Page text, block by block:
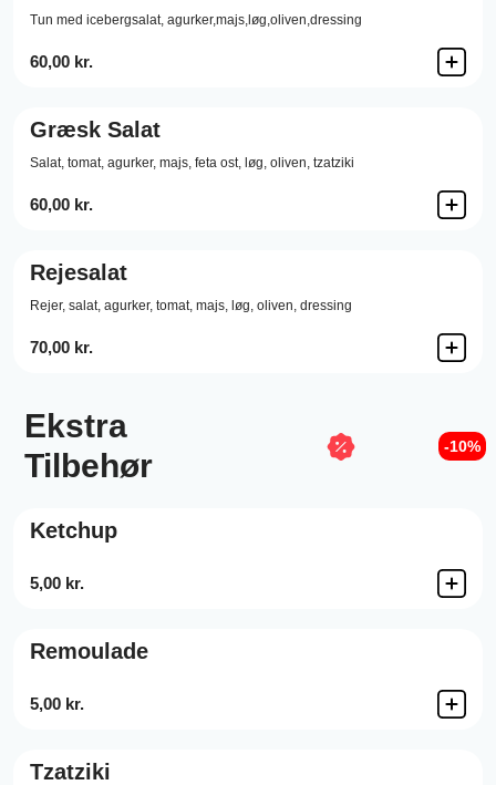
Tun med icebergsalat, agurker,majs,løg,oliven,dressing
60,00 kr.
Græsk Salat
Salat, tomat, agurker, majs, feta ost, løg, oliven, tzatziki
60,00 kr.
Rejesalat
Rejer, salat, agurker, tomat, majs, løg, oliven, dressing
70,00 kr.
Ekstra
Tilbehør
-10%
Ketchup
5,00 kr.
Remoulade
5,00 kr.
Tzatziki